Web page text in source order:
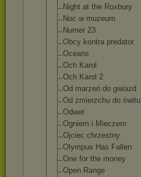
Night at the Roxbury
Noc w muzeum
Numer 23
Obcy kontra predator
Oceans
Och Karol
Och Karol 2
Od marzeń do gwiazd
Od zmierzchu do świtu
Odwet
Ogniem i Mieczem
Ojciec chrzestny
Olympus Has Fallen
One for the money
Open Range